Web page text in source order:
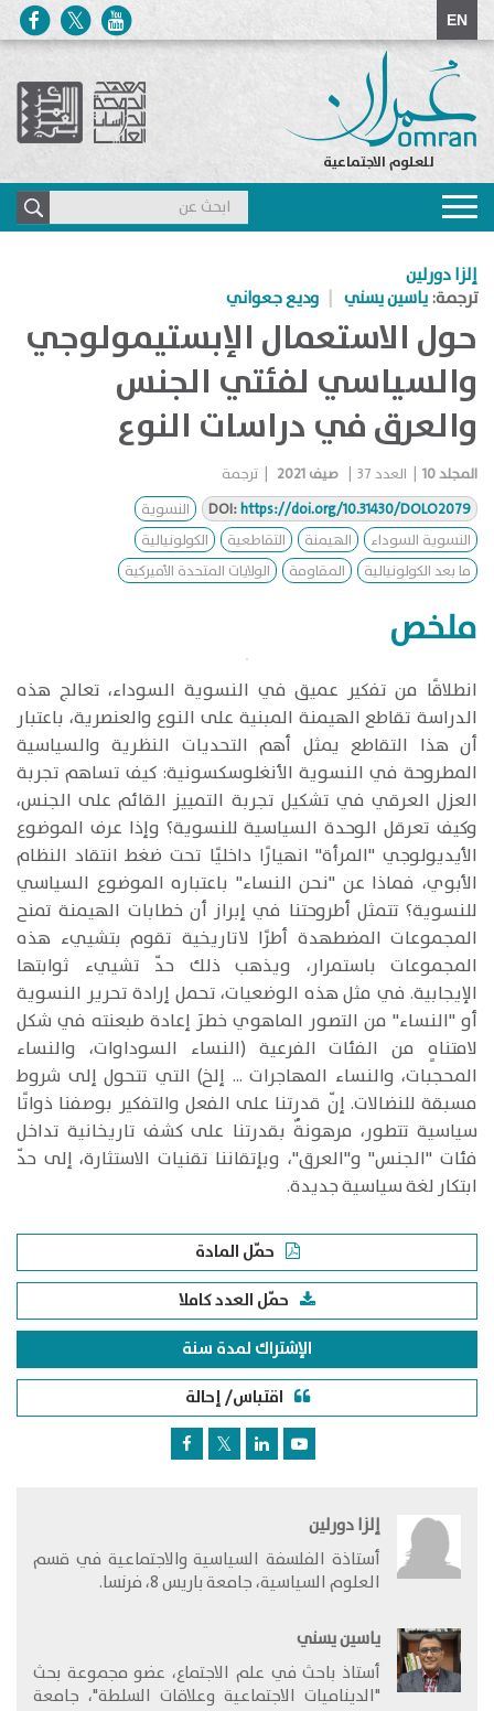
EN
للعلوم الاجتماعية
Toggle
navigation
إلزا دورلين
ترجمة:ياسين يسني وديع جعواني
حول الاستعمال الإبستيمولوجي
والسياسي لفئتي الجنس
والعرق في دراسات النوع
المجلد10 العدد37 صيف 2021
ترجمة
DOI:https://doi.org/10.31430/DOLO2079
النسوية
النسوية السوداء
الهيمنة التقاطعية
الكولونيالية
ما بعد الكولونيالية
المقاومة الولايات المتحدة الأميركية
ملخص
​انطلاقًا من تفكير عميق في النسوية السوداء، تعالج هذه
الدراسة تقاطع الهيمنة المبنية على النوع والعنصرية، باعتبار
أن هذا التقاطع يمثل أهم التحديات النظرية والسياسية
المطروحة في النسوية الأنغلوسكسونية: كيف تساهم تجربة
العزل العرقي في تشكيل تجربة التمييز القائم على الجنس،
وكيف تعرقل الوحدة السياسية للنسوية؟ وإذا عرف الموضوع
الأيديولوجي "المرأة" انهيارًا داخليًا تحت ضغط انتقاد النظام
الأبوي، فماذا عن "نحن النساء" باعتباره الموضوع السياسي
للنسوية؟ تتمثل أطروحتنا في إبراز أن خطابات الهيمنة تمنح
المجموعات المضطهدة أطرًا لاتاريخية تقوم بتشييء هذه
المجموعات باستمرار، ويذهب ذلك حدّ تشييء ثوابتها
الإيجابية. في مثل هذه الوضعيات، تحمل إرادة تحرير النسوية
أو "النساء" من التصور الماهوي خطرَ إعادة طبعنته في شكل
لامتناهٍ من الفئات الفرعية (النساء السوداوات، والنساء
المحجبات، والنساء المهاجرات ... إلخ) التي تتحول إلى شروط
مسبقة للنضالات. إنّ قدرتنا على الفعل والتفكير بوصفنا ذواتًا
سياسية تتطور، مرهونةٌ بقدرتنا على كشف تاريخانية تداخل
فئات "الجنس" و"العرق"، وبإتقاننا تقنيات الاستثارة، إلى حدّ
ابتكار لغة سياسية جديدة.
حمّل المادة
حمّل العدد كاملا
الإشتراك لمدة سنة
اقتباس/ إحالة
إلزا دورلين
أستاذة الفلسفة السياسية والاجتماعية في قسم
العلوم السياسية، جامعة باريس 8، فرنسا
.
ياسين يسني
أستاذ باحث في علم الاجتماع، عضو مجموعة بحث
"الديناميات الاجتماعية وعلاقات السلطة"، جامعة